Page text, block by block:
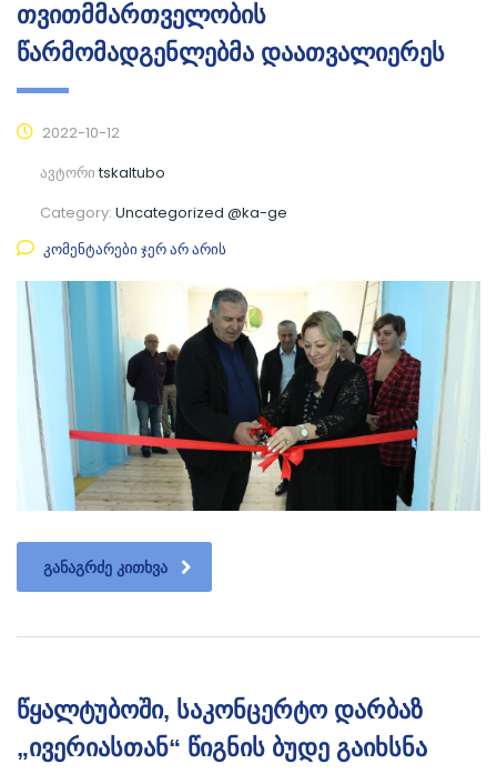
თვითმმართველობის
წარმომადგენლებმა დაათვალიერეს
2022-10-12
ავტორიtskaltubo
Category: Uncategorized @ka-ge
კომენტარები ჯერ არ არის
ᲒᲐᲜᲐᲒᲠᲫᲔ ᲙᲘᲗᲮᲕᲐ
წყალტუბოში, საკონცერტო დარბაზ
„ივერიასთან“ წიგნის ბუდე გაიხსნა